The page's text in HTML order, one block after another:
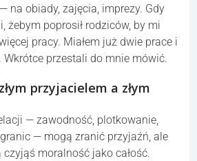
na obiady, zajęcia, imprezy. Gdy
żebym poprosił rodziców, by mi
pracy. Miałem już dwie prace i
Wkrótce przestali do mnie mówić.
przyjacielem a złym
— zawodność, plotkowanie,
— mogą zranić przyjaźń, ale
moralność jako całość.